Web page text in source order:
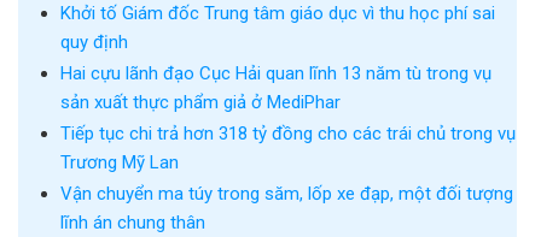
Khởi tố Giám đốc Trung tâm giáo dục vì thu học phí sai
quy định
Hai cựu lãnh đạo Cục Hải quan lĩnh 13 năm tù trong vụ
sản xuất thực phẩm giả ở MediPhar
Tiếp tục chi trả hơn 318 tỷ đồng cho các trái chủ trong vụ
Trương Mỹ Lan
Vận chuyển ma túy trong săm, lốp xe đạp, một đối tượng
lĩnh án chung thân